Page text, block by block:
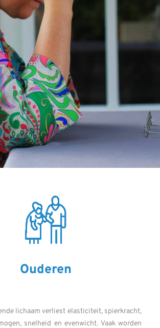
Ouderen
lichaam verliest elasticiteit, spierkracht,
snelheid en evenwicht. Vaak worden